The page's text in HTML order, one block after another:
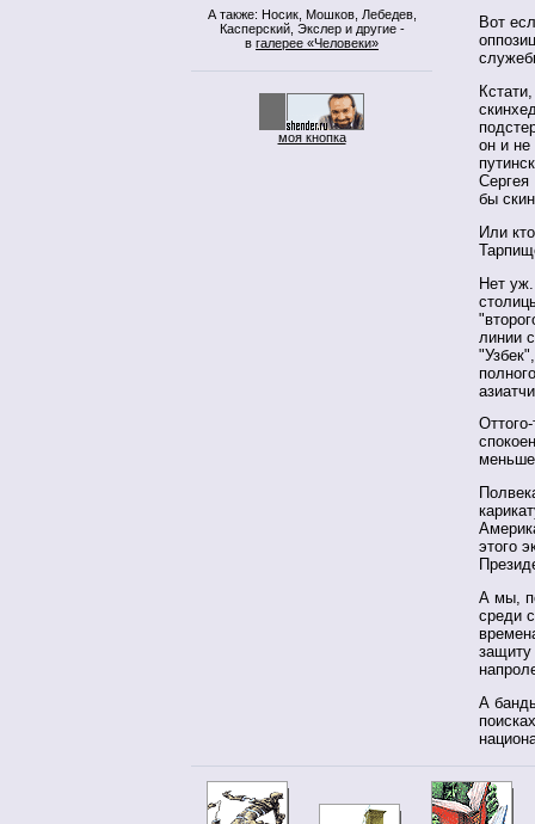
А также: Носик, Мошков, Лебедев,
Касперский, Экслер и другие -
в галерее «Человеки»
моя кнопка
Вот
он и не
Сергея
бы
Или
Нет
линии
этого
А мы,
среди
защиту
А